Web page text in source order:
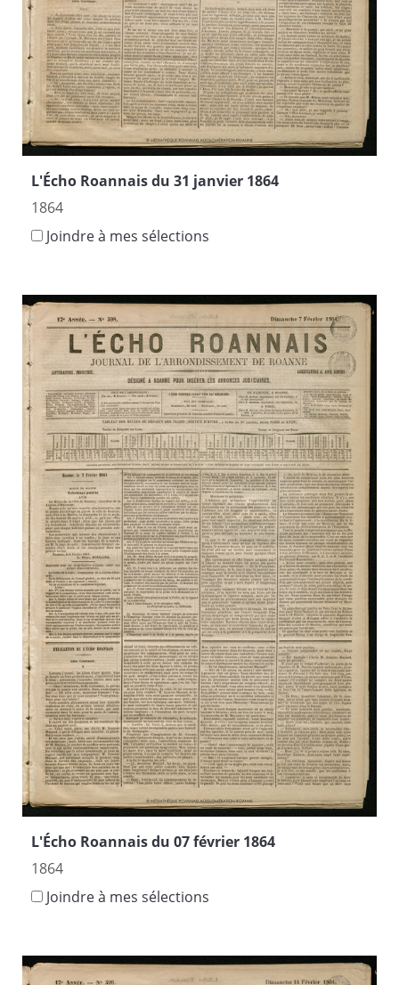
L'Écho Roannais du 31 janvier 1864
1864
Joindre à mes sélections
L'Écho Roannais du 07 février 1864
1864
Joindre à mes sélections